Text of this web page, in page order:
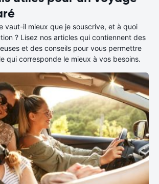
vaut-il mieux que je souscrive, et à quoi
? Lisez nos articles qui contiennent des
et des conseils pour vous permettre
qui corresponde le mieux à vos besoins.